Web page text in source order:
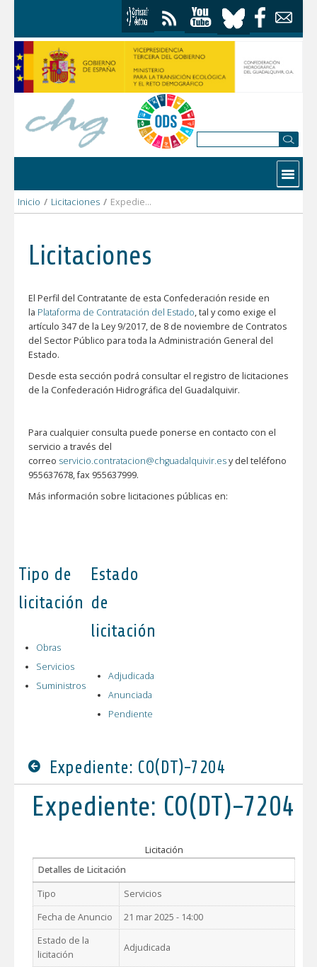
Contactar
Inicio / Licitaciones / Expediente: CO(DT)-7204
Licitaciones
El Perfil del Contratante de esta Confederación reside en
la Plataforma de Contratación del Estado, tal y como exige el
artículo 347 de la Ley 9/2017, de 8 de noviembre de Contratos
del Sector Público para toda la Administración General del
Estado.
Desde esta sección podrá consultar el registro de licitaciones
de la Confederación Hidrográfica del Guadalquivir.
Para cualquier consulta puede ponerse en contacto con el
servicio a través del
correo servicio.contratacion@chguadalquivir.esy del teléfono
955637678, fax 955637999.
Más información sobre licitaciones públicas en:
Tipo de
licitación
Obras
Servicios
Suministros
Estado
de
licitación
Adjudicada
Anunciada
Pendiente
Expediente: CO(DT)-7204
Expediente: CO(DT)-7204
Licitación
Detalles de Licitación
Tipo
Servicios
Fecha de Anuncio
21 mar 2025 - 14:00
Estado de la
licitación
Adjudicada